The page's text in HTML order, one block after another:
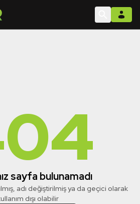
sayfa bulunamadı
adı değiştirilmiş ya da geçici olarak
dışı olabilir